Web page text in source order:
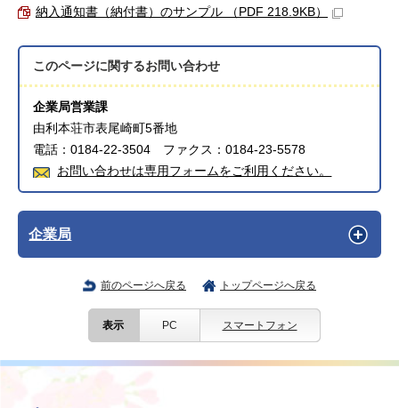
納入通知書（納付書）のサンプル （PDF 218.9KB）
このページに関するお問い合わせ
企業局営業課
由利本荘市表尾崎町5番地
電話：0184-22-3504 ファクス：0184-23-5578
お問い合わせは専用フォームをご利用ください。
企業局
前のページへ戻る トップページへ戻る
表示 PC スマートフォン